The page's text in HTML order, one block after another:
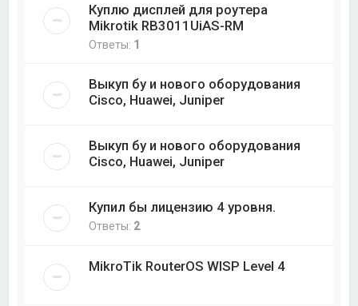
Куплю дисплей для роутера
Mikrotik RB3011UiAS-RM
Ответы: 1
Выкуп бу и нового оборудования
Cisco, Huawei, Juniper
Выкуп бу и нового оборудования
Cisco, Huawei, Juniper
Купил бы лицензию 4 уровня.
Ответы: 2
MikroTik RouterOS WISP Level 4